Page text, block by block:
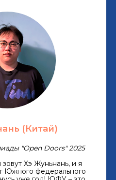
(Китай)
"Open Doors" 2025
Хэ Жуньнань, и я
Южного федерального